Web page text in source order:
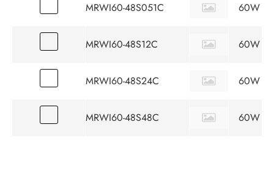
MRWI60-48S051C 60W
MRWI60-48S12C 60W
MRWI60-48S24C 60W
MRWI60-48S48C 60W